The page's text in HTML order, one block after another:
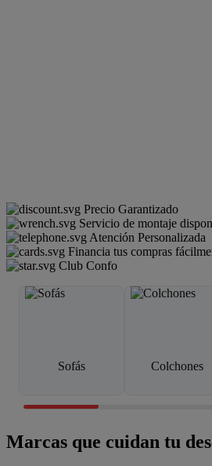
Precio Garantizado
Servicio de montaje
Atención Personalizada
Financia tus compras
Club Confo
Sofás Colchones
Marcas que cuidan tu